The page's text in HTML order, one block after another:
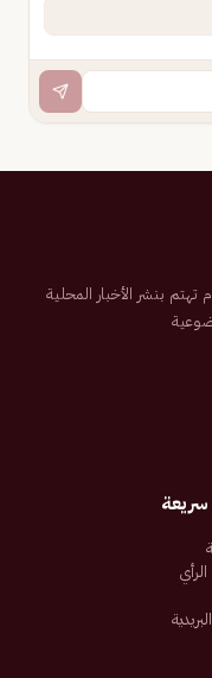
صحيفة إلكترونية سعودية تم تأسيسها عام 2007م تهتم بنشر الأخبار المحلية
سريعة